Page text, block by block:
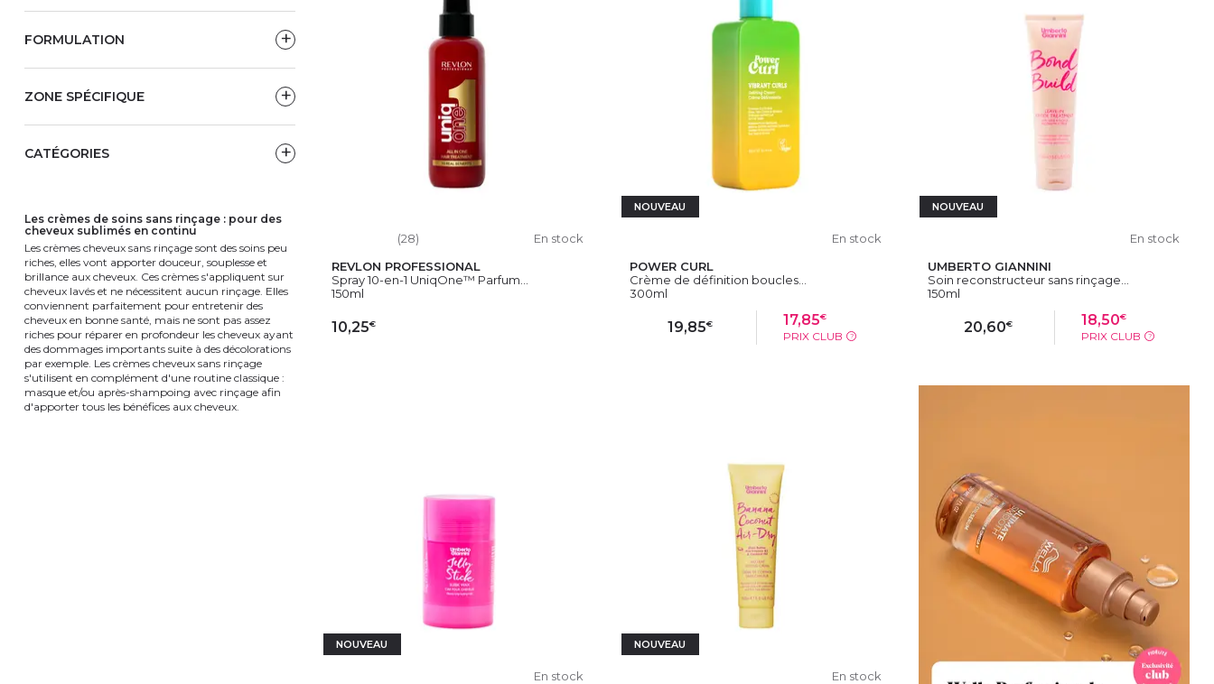
(28)
En stock
REVLON PROFESSIONAL
Spray 10-en-1 UniqOne™ Parfum...
150ml
10,25€
NOUVEAU
En stock
POWER CURL
Crème de définition boucles...
300ml
19,85€ 17,85€
PRIX CLUB ?
NOUVEAU
En stock
UMBERTO GIANNINI
Soin reconstructeur sans rinçage...
150ml
20,60€ 18,50€
PRIX CLUB ?
NOUVEAU
En stock
NOUVEAU
En stock
FORMULATION
ZONE SPÉCIFIQUE
CATÉGORIES
les crèmes de soins sans rinçage : pour des
cheveux sublimés en continu
Les crèmes cheveux sans rinçage sont des soins peu
riches, elles vont apporter douceur, souplesse et
brillance aux cheveux. Ces crèmes s'appliquent sur
cheveux lavés et ne nécessitent aucun rinçage. Elles
conviennent parfaitement pour entretenir des
cheveux en bonne santé, mais ne sont pas assez
riches pour réparer en profondeur les cheveux ayant
des dommages importants suite à des décolorations
par exemple. Les crèmes cheveux sans rinçage
s'utilisent en complément d'une routine classique :
masque et/ou après-shampoing avec rinçage afin
d'apporter tous les bénéfices aux cheveux.